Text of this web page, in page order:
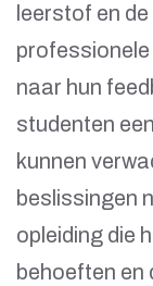
leerstof en
naar hun
studenten
kunnen
beslissingen
opleiding die
behoeften en